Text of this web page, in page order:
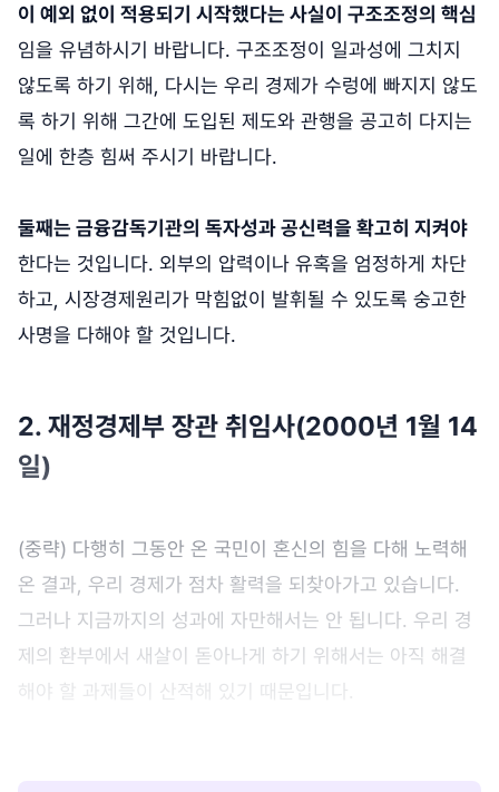
이 예외 없이 적용되기 시작했다는 사실이 구조조정의 핵심
임을 유념하시기 바랍니다. 구조조정이 일과성에 그치지
않도록 하기 위해, 다시는 우리 경제가 수렁에 빠지지 않도
록 하기 위해 그간에 도입된 제도와 관행을 공고히 다지는
일에 한층 힘써 주시기 바랍니다.
둘째는 금융감독기관의 독자성과 공신력을 확고히 지켜야
한다는 것입니다. 외부의 압력이나 유혹을 엄정하게 차단
하고, 시장경제원리가 막힘없이 발휘될 수 있도록 숭고한
사명을 다해야 할 것입니다.
2. 재정경제부 장관 취임사(2000년 1월 14
일)
(중략) 다행히 그동안 온 국민이 혼신의 힘을 다해 노력해
온 결과, 우리 경제가 점차 활력을 되찾아가고 있습니다.
그러나 지금까지의 성과에 자만해서는 안 됩니다. 우리 경
제의 환부에서 새살이 돋아나게 하기 위해서는 아직 해결
해야 할 과제들이 산적해 있기 때문입니다.